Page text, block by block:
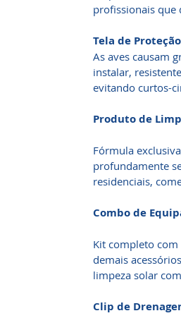
profissionais que
Tela de
As aves causam
instalar,
evitando curtos-
Produto de
Fórmula
profundamente
residenciais,
Combo de
Kit completo com
demais
limpeza solar
Clip de